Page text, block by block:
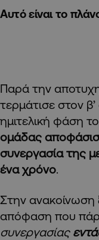
Αυτό είναι το
Παρά την
τερμάτισε στον
ημιτελική φάση
ομάδας
συνεργασία της
ένα χρόνο.
Στην ανακοίνωση
απόφαση που
συνεργασίας